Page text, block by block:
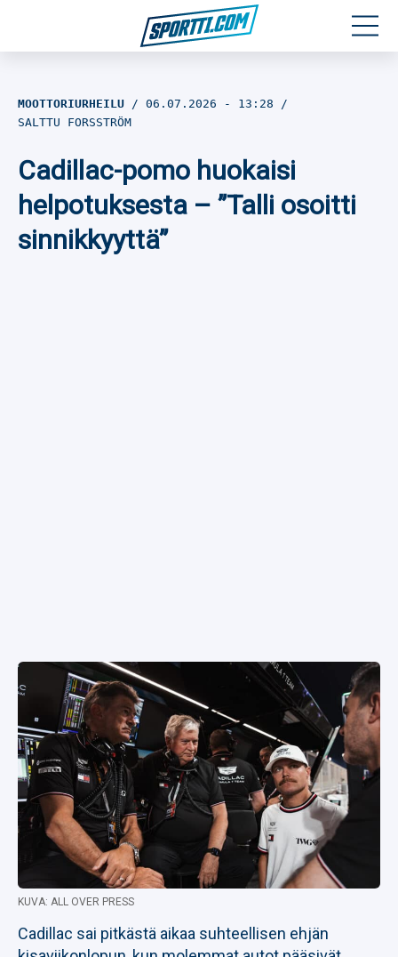
Jalkapallo
Yleisurheilu
MOOTTORIURHEILU 06.07.2026 - 13:28
SALTTU FORSSTRÖM
Cadillac-pomo huokaisi
helpotuksesta – ”Talli osoitti
sinnikkyyttä”
KUVA: ALL OVER PRESS
Cadillac sai pitkästä aikaa suhteellisen ehjän